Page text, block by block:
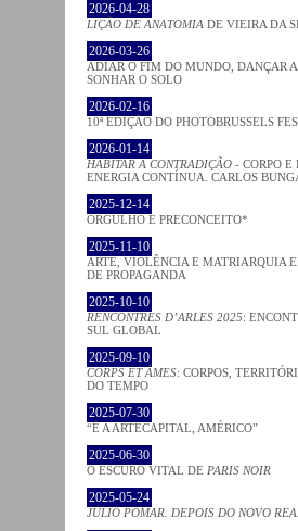
2026-04-28
LIÇÃO DE ANATOMIA DE VIEIRA DA
2026-03-26
ADIAR O FIM DO MUNDO, DANÇAR A
SONHAR O SOLO
2026-02-16
10ª EDIÇÃO DO PHOTOBRUSSELS
2026-01-14
HABITAR A CONTRADIÇÃO - CORPO E
ENERGIA CONTÍNUA. CARLOS
2025-12-14
ORGULHO E PRECONCEITO*
2025-11-10
ARTE, VIOLÊNCIA E MATRIARQUIA
DE PROPAGANDA
2025-10-10
RENCONTRES D’ARLES 2025:
SUL GLOBAL
2025-09-10
CORPS ET ÂMES: CORPOS,
DO TEMPO
2025-07-30
“É A ARTECAPITAL, AMÉRICO”
2025-06-30
O ESCURO VITAL DE PARIS NOIR
2025-05-24
JÚLIO POMAR. DEPOIS DO NOVO